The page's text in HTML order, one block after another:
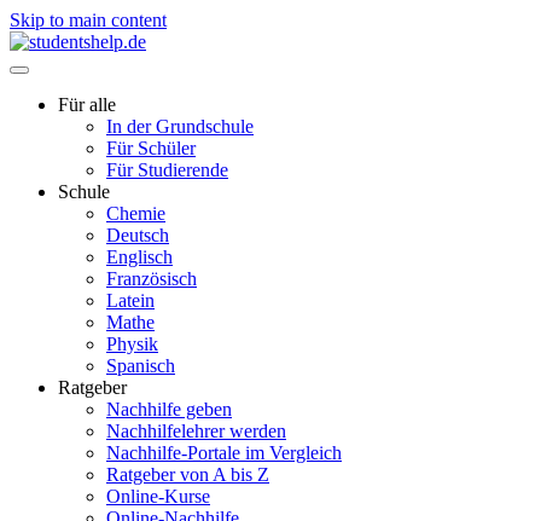
Skip to main content
Für alle
In der Grundschule
Für Schüler
Für Studierende
Schule
Chemie
Deutsch
Englisch
Französisch
Latein
Mathe
Physik
Spanisch
Ratgeber
Nachhilfe geben
Nachhilfelehrer werden
Nachhilfe-Portale im Vergleich
Ratgeber von A bis Z
Online-Kurse